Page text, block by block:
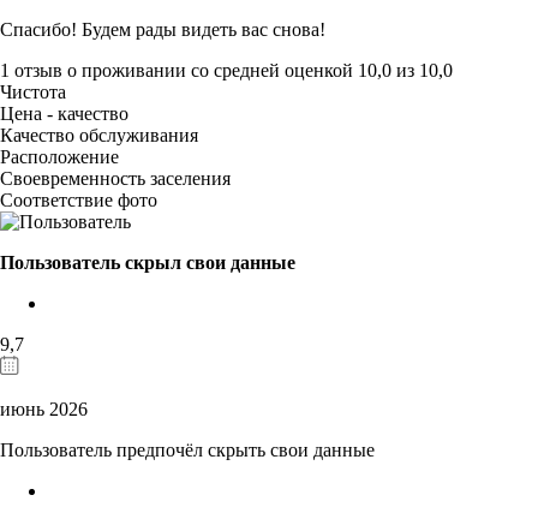
Спасибо! Будем рады видеть вас снова!
1 отзыв о проживании со средней оценкой 10,0 из 10,0
Чистота
Цена - качество
Качество обслуживания
Расположение
Своевременность заселения
Соответствие фото
Пользователь скрыл свои данные
9,7
июнь 2026
Пользователь предпочёл скрыть свои данные